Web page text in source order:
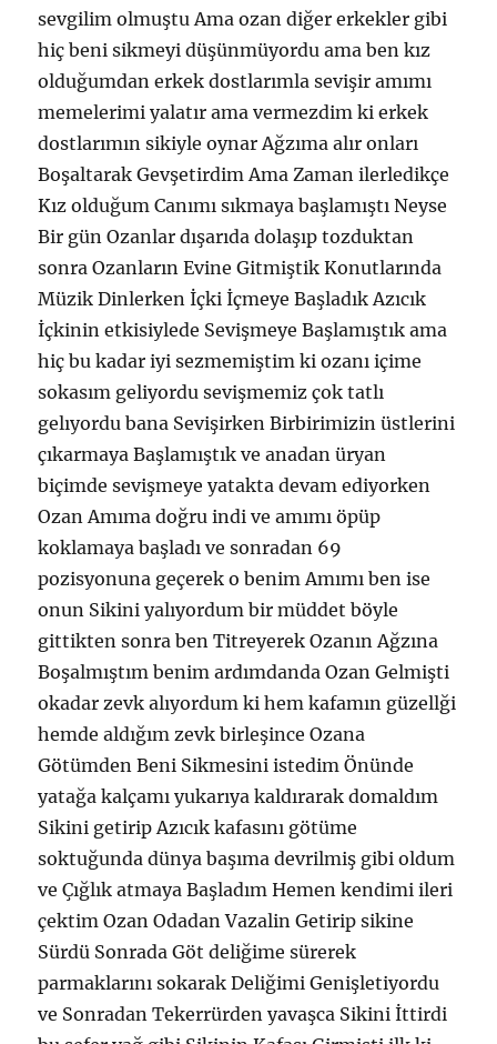
sevgilim olmuştu Ama ozan diğer erkekler gibi
hiç beni sikmeyi düşünmüyordu ama ben kız
olduğumdan erkek dostlarımla sevişir amımı
memelerimi yalatır ama vermezdim ki erkek
dostlarımın sikiyle oynar Ağzıma alır onları
Boşaltarak Gevşetirdim Ama Zaman ilerledikçe
Kız olduğum Canımı sıkmaya başlamıştı Neyse
Bir gün Ozanlar dışarıda dolaşıp tozduktan
sonra Ozanların Evine Gitmiştik Konutlarında
Müzik Dinlerken İçki İçmeye Başladık Azıcık
İçkinin etkisiylede Sevişmeye Başlamıştık ama
hiç bu kadar iyi sezmemiştim ki ozanı içime
sokasım geliyordu sevişmemiz çok tatlı
gelıyordu bana Sevişirken Birbirimizin üstlerini
çıkarmaya Başlamıştık ve anadan üryan
biçimde sevişmeye yatakta devam ediyorken
Ozan Amıma doğru indi ve amımı öpüp
koklamaya başladı ve sonradan 69
pozisyonuna geçerek o benim Amımı ben ise
onun Sikini yalıyordum bir müddet böyle
gittikten sonra ben Titreyerek Ozanın Ağzına
Boşalmıştım benim ardımdanda Ozan Gelmişti
okadar zevk alıyordum ki hem kafamın güzellği
hemde aldığım zevk birleşince Ozana
Götümden Beni Sikmesini istedim Önünde
yatağa kalçamı yukarıya kaldırarak domaldım
Sikini getirip Azıcık kafasını götüme
soktuğunda dünya başıma devrilmiş gibi oldum
ve Çığlık atmaya Başladım Hemen kendimi ileri
çektim Ozan Odadan Vazalin Getirip sikine
Sürdü Sonrada Göt deliğime sürerek
parmaklarını sokarak Deliğimi Genişletiyordu
ve Sonradan Tekerrürden yavaşca Sikini İttirdi